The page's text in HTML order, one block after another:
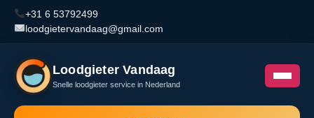
+31 6 53792499
loodgietervandaag@gmail.com
Loodgieter Vandaag
Snelle loodgieter service in Nederland